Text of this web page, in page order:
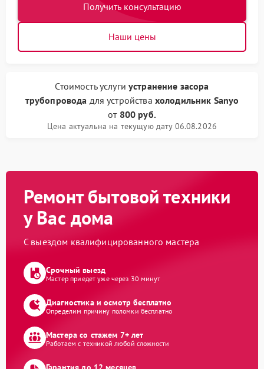
Получить консультацию
Наши цены
Стоимость услуги устранение засора
трубопровода для устройства холодильник Sanyo
от 800 руб.
Цена актуальна на текущую дату 06.08.2026
Ремонт бытовой техники
у Вас дома
С выездом квалифицированного мастера
Срочный выезд
Мастер приедет уже через 30 минут
Диагностика и осмотр бесплатно
Определим причину поломки бесплатно
Мастера со стажем 7+ лет
Работаем с техникой любой сложности